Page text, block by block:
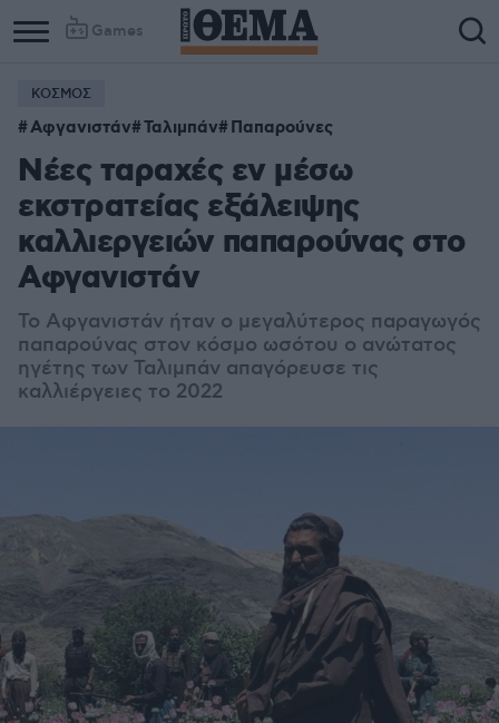
Games
ΚΟΣΜΟΣ
Αφγανιστάν Ταλιμπάν Παπαρούνες
Νέες ταραχές εν μέσω
εκστρατείας εξάλειψης
καλλιεργειών παπαρούνας στο
Αφγανιστάν
Το Αφγανιστάν ήταν ο μεγαλύτερος παραγωγός
παπαρούνας στον κόσμο ωσότου ο ανώτατος
ηγέτης των Ταλιμπάν απαγόρευσε τις
καλλιέργειες το 2022